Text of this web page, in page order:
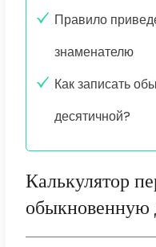
Правило
знаменателю
Как записать
десятичной?
Калькулятор
обыкновенную